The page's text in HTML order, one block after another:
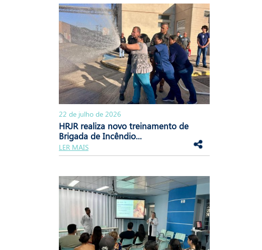
22 de julho de 2026
HRJR realiza novo treinamento de
Brigada de Incêndio...
LER MAIS